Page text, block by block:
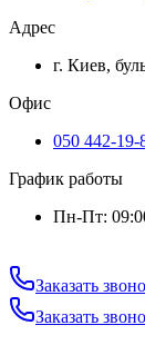
Адрес
г. Киев,
Офис
050 442-19-
График работы
Пн-Пт:
Заказать
Заказать